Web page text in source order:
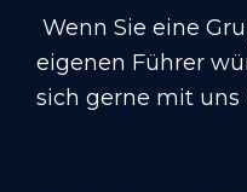
Wenn Sie eine
eigenen Führer
sich gerne mit uns